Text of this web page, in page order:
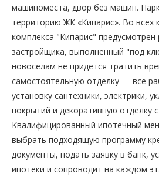
машиноместа, двор без машин.
территорию ЖК «Кипарис». Во всех
комплекса "Кипарис"
застройщика, выполненный "под
новоселам не придется тратить
самостоятельную отделку — все
установку сантехники, электрики,
покрытий и декоративную отделку
Квалифицированный ипотечный
выбрать подходящую программу
документы, подать заявку в банк,
ипотеки и сопроводит на каждом